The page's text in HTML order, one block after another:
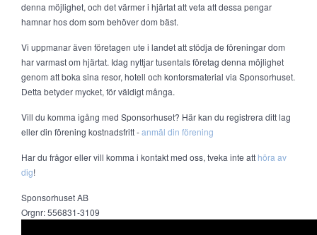
denna möjlighet, och det värmer i hjärtat att veta att dessa pengar
hamnar hos dom som behöver dom bäst.
Vi uppmanar även företagen ute i landet att stödja de föreningar dom
har varmast om hjärtat. Idag nyttjar tusentals företag denna möjlighet
genom att boka sina resor, hotell och kontorsmaterial via Sponsorhuset.
Detta betyder mycket, för väldigt många.
Vill du komma igång med Sponsorhuset? Här kan du registrera ditt lag
eller din förening kostnadsfritt -anmäl din förening
Har du frågor eller vill komma i kontakt med oss, tveka inte att höra av
dig!
Sponsorhuset AB
Orgnr: 556831-3109